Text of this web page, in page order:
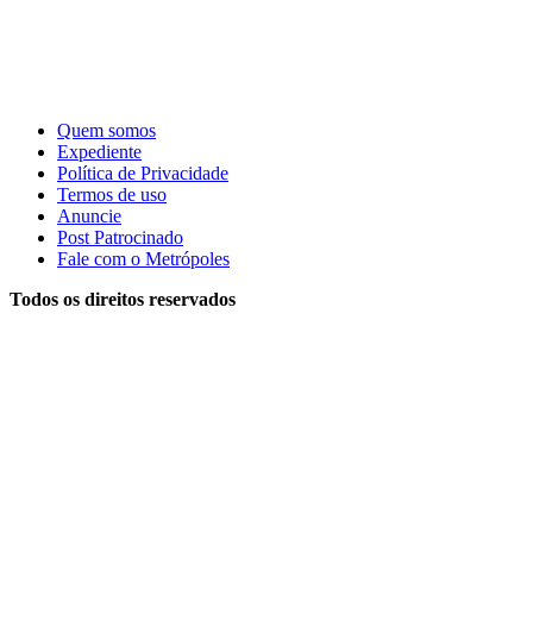
Quem somos
Expediente
Política de Privacidade
Termos de uso
Anuncie
Post Patrocinado
Fale com o Metrópoles
Todos os direitos reservados